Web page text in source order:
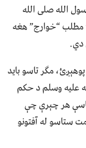
الله صلى الله
مطلب “خوارج” هغه
مګر تاسو باید
علیه وسلم د حکم
هر چېرې چې
ستاسو له آفتونو